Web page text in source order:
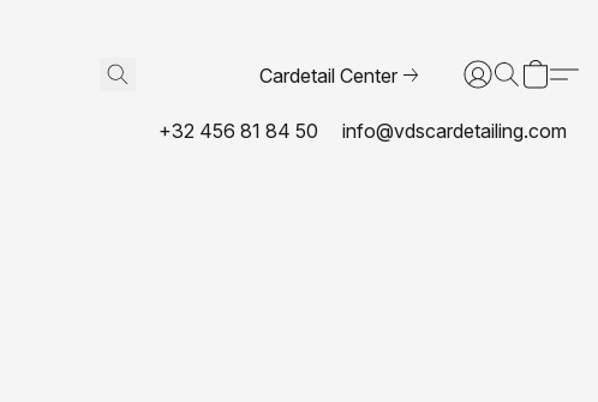
Cardetail Center
+32 456 81 84 50 info@vdscardetailing.com